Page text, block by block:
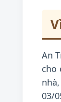
An
cho
03/